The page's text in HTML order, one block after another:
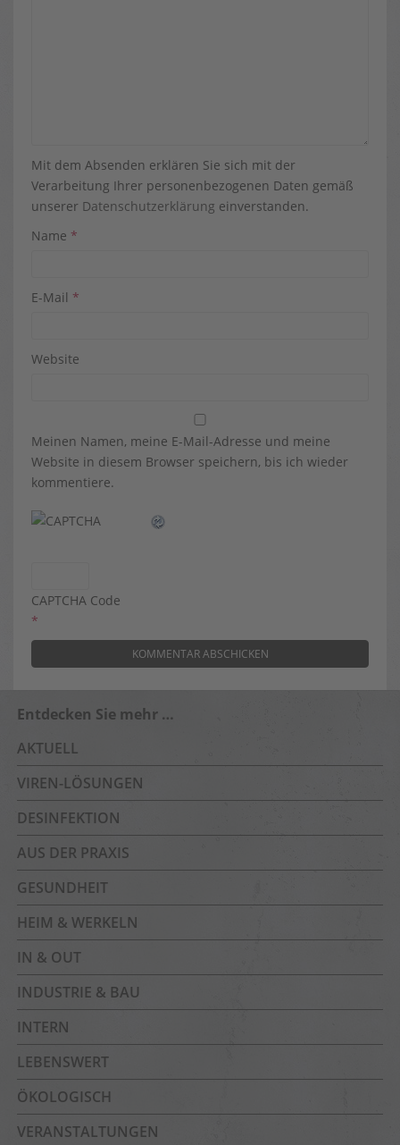
Mit dem Absenden erklären Sie sich mit der
Verarbeitung Ihrer personenbezogenen Daten gemäß
unserer Datenschutzerklärung einverstanden.
Name *
E-Mail *
Website
Meinen Namen, meine E-Mail-Adresse und meine
Website in diesem Browser speichern, bis ich wieder
kommentiere.
CAPTCHA Code
*
Entdecken Sie mehr …
AKTUELL
VIREN-LÖSUNGEN
DESINFEKTION
AUS DER PRAXIS
GESUNDHEIT
HEIM & WERKELN
IN & OUT
INDUSTRIE & BAU
INTERN
LEBENSWERT
ÖKOLOGISCH
VERANSTALTUNGEN